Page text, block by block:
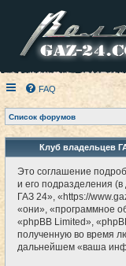
FAQ
Список форумов
Клуб владельцев
Это соглашение
и его подразделения
ГАЗ 24», «https://
«они», «программное
«phpBB Limited»,
полученную во время
дальнейшем «ваша